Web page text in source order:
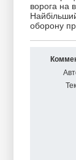
ворога на
оборону